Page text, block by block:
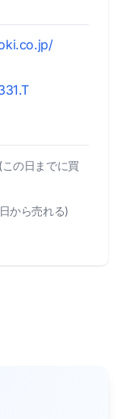
(この日までに買
から売れる)